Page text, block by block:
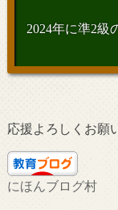
2024年に準2級
応援よろしくお願
にほんブログ村